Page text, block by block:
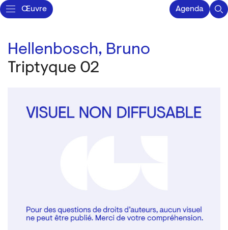
Œuvre Agenda
Hellenbosch, Bruno
Triptyque 02